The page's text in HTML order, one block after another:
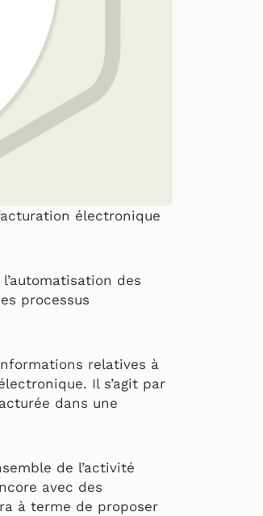
électronique
des
processus
relatives à
Il s’agit par
dans une
de l’activité
avec des
à terme de proposer